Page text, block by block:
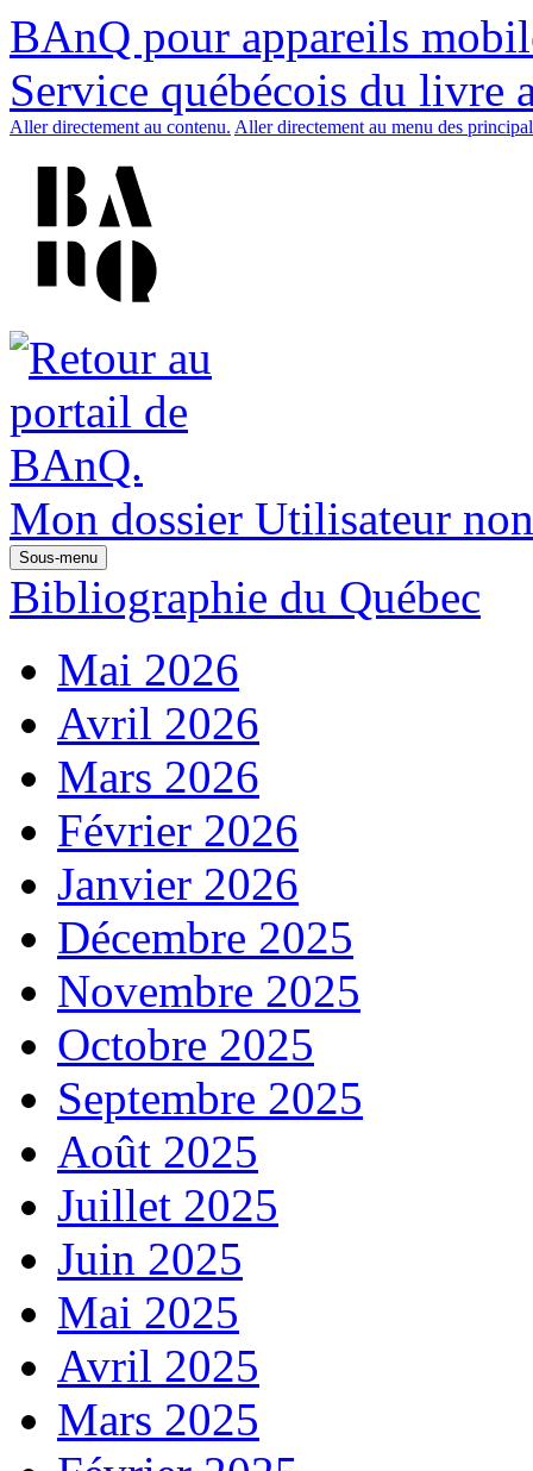
BAnQ pour appareils
Service québécois du livre
Aller directement au contenu. Aller directement au menu des
Mon dossier Utilisateur
Sous-menu
Bibliographie du Québec
Mai 2026
Avril 2026
Mars 2026
Février 2026
Janvier 2026
Décembre 2025
Novembre 2025
Octobre 2025
Septembre 2025
Août 2025
Juillet 2025
Juin 2025
Mai 2025
Avril 2025
Mars 2025